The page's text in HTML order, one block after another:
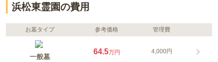
浜松東霊園の費用
お墓タイプ 参考価格 管理費
一般墓
64.5万円 4,000円